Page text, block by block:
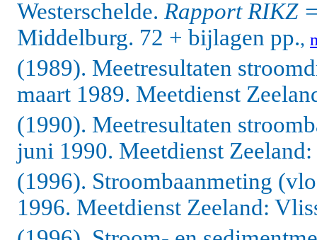
Westerschelde. Rapport RIKZ
Middelburg. 72 + bijlagen pp.,
(1989). Meetresultaten
maart 1989. Meetdienst
(1990). Meetresultaten
juni 1990. Meetdienst
(1996). Stroombaanmeting
1996. Meetdienst Zeeland: